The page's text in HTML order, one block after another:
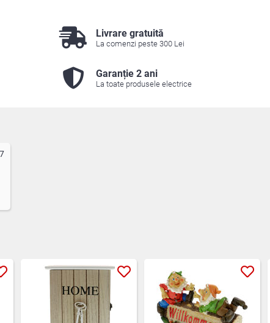
Livrare gratuită
La comenzi peste 300 Lei
Garanție 2 ani
La toate produsele electrice